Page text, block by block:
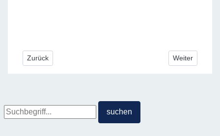
Vorheriger Beitrag: Sonderausstellung im Kulturforum zur
Zurück Nächster
Weiter
Suche
suchen